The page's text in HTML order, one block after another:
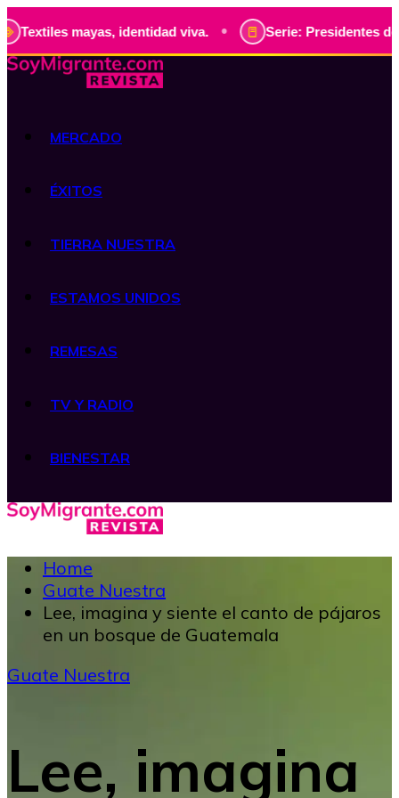
mayas, identidad viva. • Serie: Presidentes de
MERCADO
ÉXITOS
TIERRA NUESTRA
ESTAMOS UNIDOS
REMESAS
TV Y RADIO
BIENESTAR
Home
Guate Nuestra
Lee, imagina y siente el canto de pájaros
en un bosque de Guatemala
Guate Nuestra
Lee, imagina